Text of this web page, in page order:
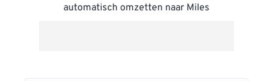
automatisch omzetten naar Miles